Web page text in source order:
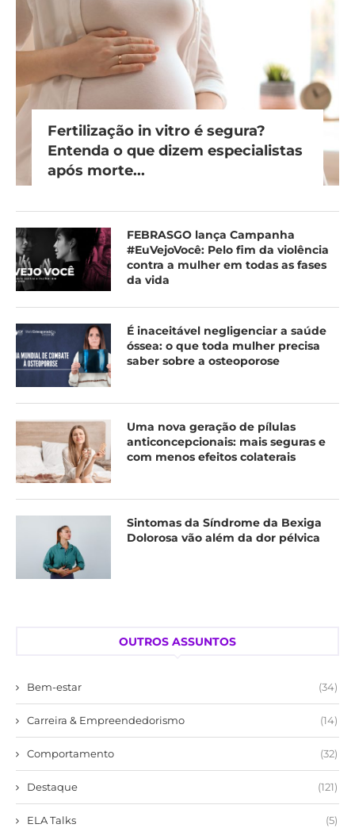
Fertilização in vitro é segura?
Entenda o que dizem especialistas
após morte...
FEBRASGO lança Campanha
#EuVejoVocê: Pelo fim da violência
contra a mulher em todas as fases
da vida
É inaceitável negligenciar a saúde
óssea: o que toda mulher precisa
saber sobre a osteoporose
Uma nova geração de pílulas
anticoncepcionais: mais seguras e
com menos efeitos colaterais
Sintomas da Síndrome da Bexiga
Dolorosa vão além da dor pélvica
OUTROS ASSUNTOS
Bem-estar (34)
Carreira & Empreendedorismo (14)
Comportamento (32)
Destaque (121)
ELA Talks (5)